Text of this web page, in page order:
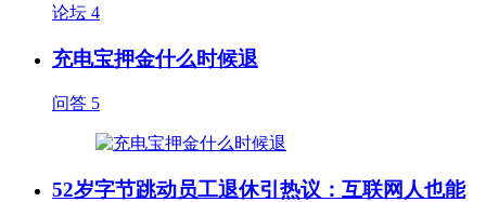
论坛 4
充电宝押金什么时候退
问答 5
52岁字节跳动员工退休引热议：互联网人也能